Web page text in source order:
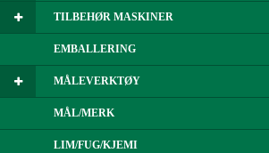
TILBEHØR MASKINER
EMBALLERING
MÅLEVERKTØY
MÅL/MERK
LIM/FUG/KJEMI